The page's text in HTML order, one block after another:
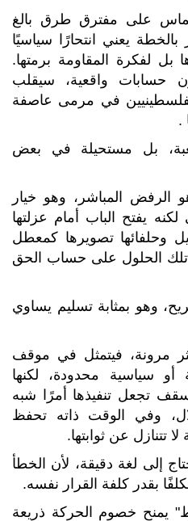
على مفترق طرق بالغ
بالخطة يعني انتحارًا سياسيًا
بل لفكرة المقاومة برمتها.
حسابات واقعية، سيقلب
في مرمى عاصفة
.
بل مستحيلة في بعض
الرفض المباشر، وهو خيار
يفتح الباب أمام عزلتها
وحلفائها تصويرها كمعطل
تلك الحلول على حساب الحق
وهو بمثابة تسليم يساوي
مرونة، فيتمثل في موقف
سياسية محدودة، لكنها
تجعل تنفيذها أمرًا شبه
وفي الوقت ذاته تحفظ
تتنازل عن ثوابتها.
إلى لغة دقيقة، لأن الخطأ
بقدر كلفة القرار نفسه.
خصوم الحركة ذريعة